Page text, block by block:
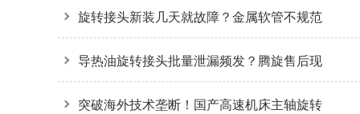
旋转接头新装几天就故障？金属软管不规范
安装是主因
导热油旋转接头批量泄漏频发？腾旋售后现
场拆解揭秘两大核心诱因
突破海外技术垄断！国产高速机床主轴旋转